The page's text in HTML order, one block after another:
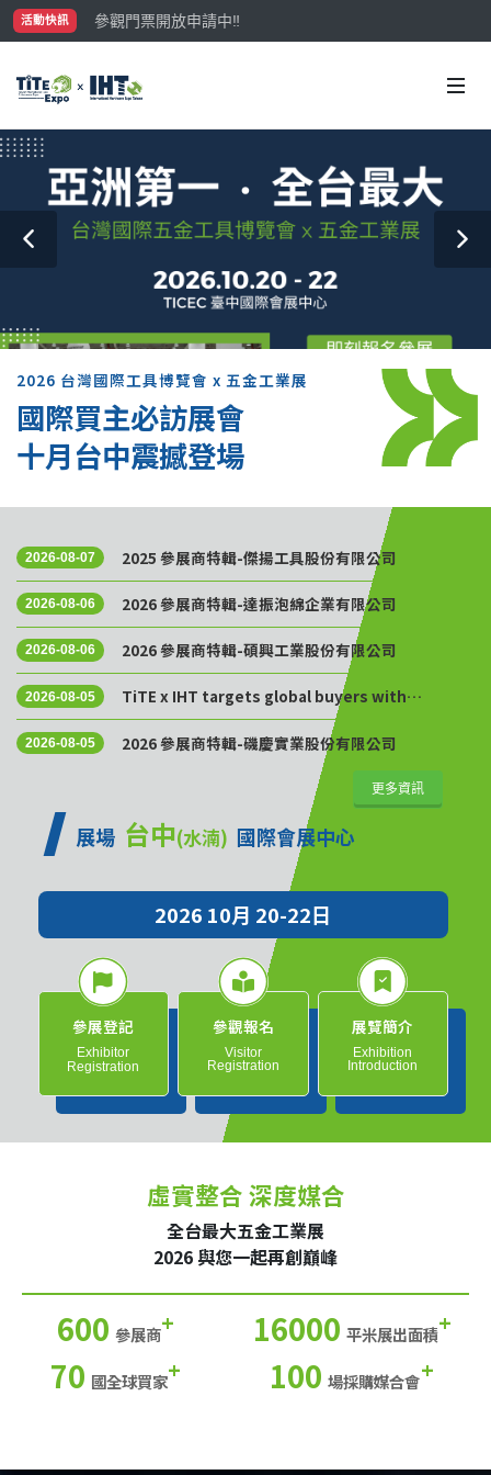
活動快訊
參觀門票開放申請中‼️
最大規模台灣五金展TiTE x IHT，2026/10/20-22與您在臺
2026 台灣國際工具博覽會 x 五金工業展
國際買主必訪展會
十月台中震撼登場
2026-08-07 2025 參展商特輯-傑揚工具股份有限公司
2026-08-06 2026 參展商特輯-達振泡綿企業有限公司
2026-08-06 2026 參展商特輯-碩興工業股份有限公司
2026-08-05
TiTE x IHT targets global buyers with
Golden Sourcing Week
2026-08-05 2026 參展商特輯-磯慶實業股份有限公司
更多資訊
展場 台中(水湳) 國際會展中心
2026 10月 20-22日
參展登記
Exhibitor
Registration
參觀報名
Visitor
Registration
展覽簡介
Exhibition
Introduction
虛實整合 深度媒合
全台最大五金工業展
2026 與您一起再創巔峰
600 參展商+ 16000 平米展出面積+
70 國全球買家+ 100 場採購媒合會+